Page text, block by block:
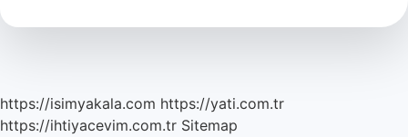
Çalışır
https://isimyakala.com https://yati.com.tr
https://ihtiyacevim.com.tr Sitemap